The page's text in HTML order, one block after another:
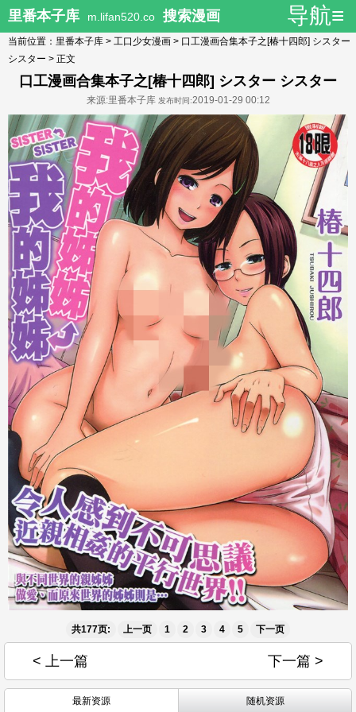
里番本子库 m.lifan520.co 搜索漫画 导航≡
当前位置： 里番本子库 > 工口少女漫画 > 口工漫画合集本子之[椿十四郎] シスター
シスター > 正文
口工漫画合集本子之[椿十四郎] シスター シスター
来源:里番本子库 发布时间:2019-01-29 00:12
共177页: 上一页 1 2 3 4 5 下一页
< 上一篇 下一篇 >
最新资源 随机资源